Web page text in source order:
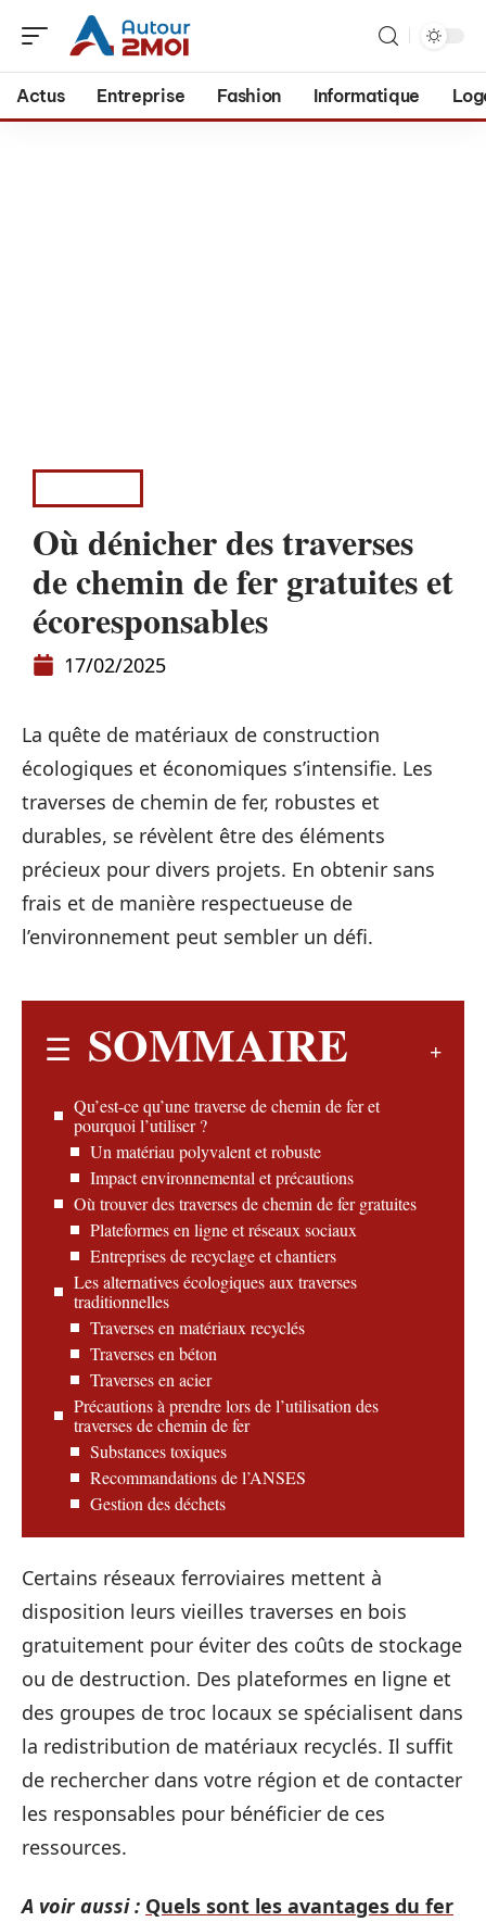
Actus Entreprise Fashion Informatique
Où dénicher des traverses
de chemin de fer gratuites et
écoresponsables
17/02/2025
La quête de matériaux de construction
écologiques et économiques s’intensifie. Les
traverses de chemin de fer, robustes et
durables, se révèlent être des éléments
précieux pour divers projets. En obtenir sans
frais et de manière respectueuse de
l’environnement peut sembler un défi.
SOMMAIRE
Qu’est-ce qu’une traverse de chemin de fer et
pourquoi l’utiliser ?
Un matériau polyvalent et robuste
Impact environnemental et précautions
Où trouver des traverses de chemin de fer gratuites
Plateformes en ligne et réseaux sociaux
Entreprises de recyclage et chantiers
Les alternatives écologiques aux traverses
traditionnelles
Traverses en matériaux recyclés
Traverses en béton
Traverses en acier
Précautions à prendre lors de l’utilisation des
traverses de chemin de fer
Substances toxiques
Recommandations de l’ANSES
Gestion des déchets
Certains réseaux ferroviaires mettent à
disposition leurs vieilles traverses en bois
gratuitement pour éviter des coûts de stockage
ou de destruction. Des plateformes en ligne et
des groupes de troc locaux se spécialisent dans
la redistribution de matériaux recyclés. Il suffit
de rechercher dans votre région et de contacter
les responsables pour bénéficier de ces
ressources.
A voir aussi : Quels sont les avantages du fer